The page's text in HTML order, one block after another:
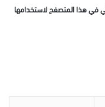
في هذا المتصفح لاستخدامها